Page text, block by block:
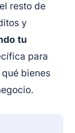
resto de
y
tu
para
bienes